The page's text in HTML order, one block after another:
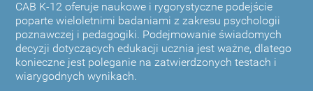
CAB K-12 oferuje naukowe i rygorystyczne podejście
poparte wieloletnimi badaniami z zakresu psychologii
poznawczej i pedagogiki. Podejmowanie świadomych
decyzji dotyczących edukacji ucznia jest ważne, dlatego
konieczne jest poleganie na zatwierdzonych testach i
wiarygodnych wynikach.